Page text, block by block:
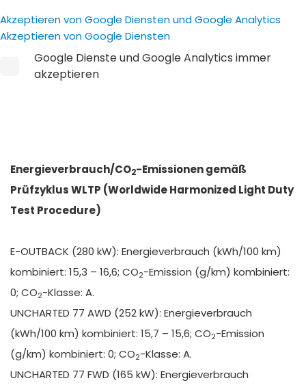
Akzeptieren von Google Diensten und Google Analytics
Akzeptieren von Google Diensten
Google Dienste und Google Analytics immer
akzeptieren
Energieverbrauch/CO2-Emissionen gemäß
Prüfzyklus WLTP (Worldwide Harmonized Light Duty
Test Procedure)
E-OUTBACK (280 kW): Energieverbrauch (kWh/100 km)
kombiniert: 15,3 – 16,6; CO2-Emission (g/km) kombiniert:
0; CO2-Klasse: A.
UNCHARTED 77 AWD (252 kW): Energieverbrauch
(kWh/100 km) kombiniert: 15,7 – 15,6; CO2-Emission
(g/km) kombiniert: 0; CO2-Klasse: A.
UNCHARTED 77 FWD (165 kW): Energieverbrauch